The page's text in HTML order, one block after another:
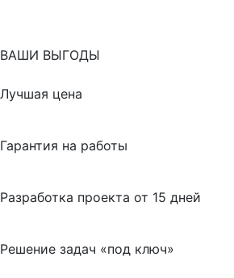
ВАШИ ВЫГОДЫ
Лучшая цена
Гарантия на работы
Разработка проекта от 15 дней
Решение задач «под ключ»